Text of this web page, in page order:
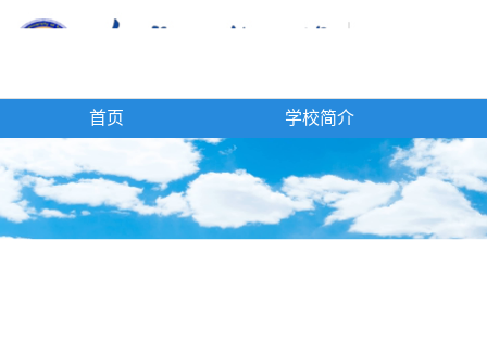
首页 学校简介